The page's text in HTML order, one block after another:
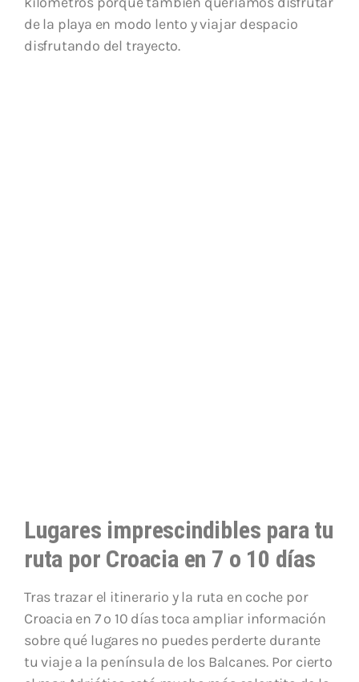
de la playa en modo lento y viajar despacio
disfrutando del trayecto.
Lugares imprescindibles para tu
ruta por Croacia en 7 o 10 días
Tras trazar el itinerario y la ruta en coche por
Croacia en 7 o 10 días toca ampliar información
sobre qué lugares no puedes perderte durante
tu viaje a la península de los Balcanes. Por cierto